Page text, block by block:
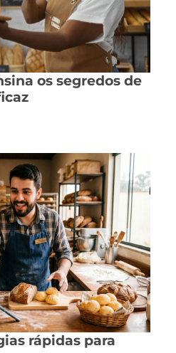
os segredos de
rápidas para